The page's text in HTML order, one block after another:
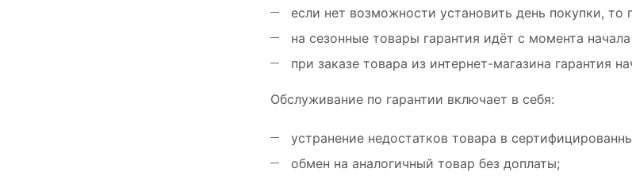
если нет возможности установить день покупки, то
на сезонные товары гарантия идёт с момента
при заказе товара из интернет-магазина гарантия
Обслуживание по гарантии включает в себя:
устранение недостатков товара в
обмен на аналогичный товар без доплаты;